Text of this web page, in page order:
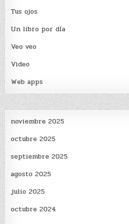
Tus ojos
Un libro por día
Veo veo
Video
Web apps
noviembre 2025
octubre 2025
septiembre 2025
agosto 2025
julio 2025
octubre 2024